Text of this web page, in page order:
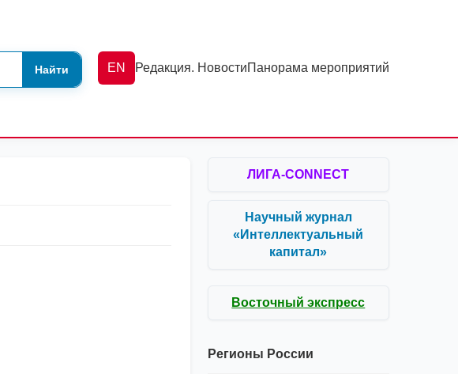
Найти EN Редакция. НовостиПанорама мероприятий
ЛИГА-CONNECT
Научный журнал
«Интеллектуальный
капитал»
Восточный экспресс
Регионы России